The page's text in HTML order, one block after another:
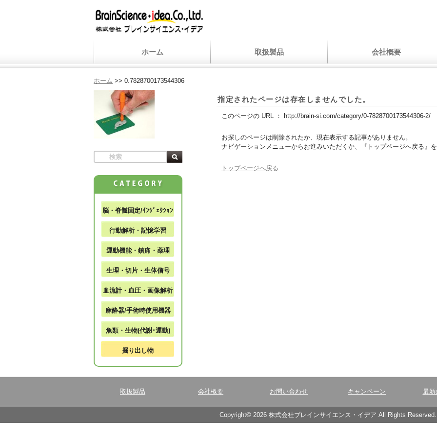
ホーム 取扱製品 会社概要
ホーム >> 0.7828700173544306
指定されたページは存在しませんでした。
このページの URL ： http://brain-si.com/category/0-7828700173544306-2/
お探しのページは削除されたか、現在表示する記事がありません。
ナビゲーションメニューからお進みいただくか、『トップページへ戻る』を
トップページへ戻る
脳・脊髄固定/ｲﾝｼﾞｪｸｼｮﾝ
行動解析・記憶学習
運動機能・鎮痛・薬理
生理・切片・生体信号
血流計・血圧・画像解析
麻酔器/手術時使用機器
魚類・生物(代謝･運動)
掘り出し物
取扱製品 会社概要 お問い合わせ キャンペーン 最新
Copyright© 2026 株式会社ブレインサイエンス・イデア All Rights Reserved.